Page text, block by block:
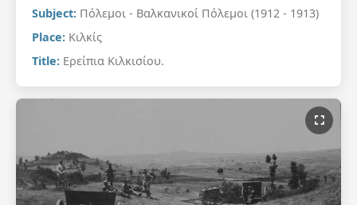
Subject: Πόλεμοι - Βαλκανικοί Πόλεμοι (1912 - 1913)
Place: Κιλκίς
Title: Ερείπια Κιλκισίου.